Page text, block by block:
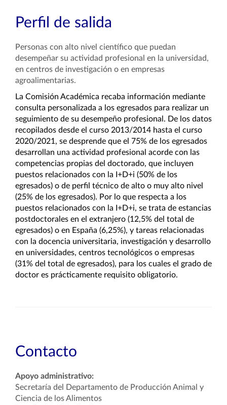
Perfil de salida
Personas con alto nivel científico que puedan
desempeñar su actividad profesional en la universidad,
en centros de investigación o en empresas
agroalimentarias.
La Comisión Académica recaba información mediante
consulta personalizada a los egresados para realizar un
seguimiento de su desempeño profesional. De los datos
recopilados desde el curso 2013/2014 hasta el curso
2020/2021, se desprende que el 75% de los egresados
desarrollan una actividad profesional acorde con las
competencias propias del doctorado, que incluyen
puestos relacionados con la I+D+i (50% de los
egresados) o de perfil técnico de alto o muy alto nivel
(25% de los egresados). Por lo que respecta a los
puestos relacionados con la I+D+i, se trata de estancias
postdoctorales en el extranjero (12,5% del total de
egresados) o en España (6,25%), y tareas relacionadas
con la docencia universitaria, investigación y desarrollo
en universidades, centros tecnológicos o empresas
(31% del total de egresados), para los cuales el grado de
doctor es prácticamente requisito obligatorio.
Contacto
Apoyo administrativo:
Secretaría del Departamento de Producción Animal y
Ciencia de los Alimentos